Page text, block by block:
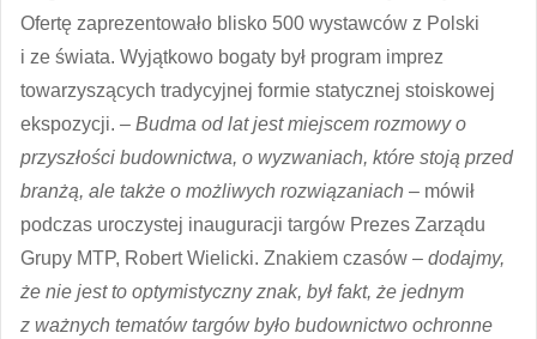
Ofertę zaprezentowało blisko 500 wystawców z Polski
i ze świata. Wyjątkowo bogaty był program imprez
towarzyszących tradycyjnej formie statycznej stoiskowej
ekspozycji. – Budma od lat jest miejscem rozmowy o
przyszłości budownictwa, o wyzwaniach, które stoją przed
branżą, ale także o możliwych rozwiązaniach – mówił
podczas uroczystej inauguracji targów Prezes Zarządu
Grupy MTP, Robert Wielicki. Znakiem czasów – dodajmy,
że nie jest to optymistyczny znak, był fakt, że jednym
z ważnych tematów targów było budownictwo ochronne